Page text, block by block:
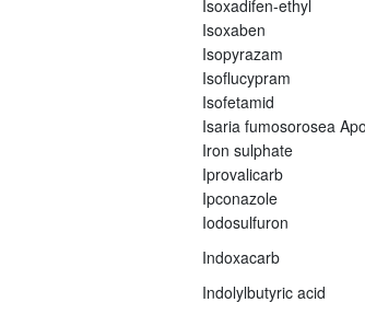
Isoxadifen-ethyl
Isoxaben
Isopyrazam
Isoflucypram
Isofetamid
Isaria fumosorosea
Iron sulphate
Iprovalicarb
Ipconazole
Iodosulfuron
Indoxacarb
Indolylbutyric acid